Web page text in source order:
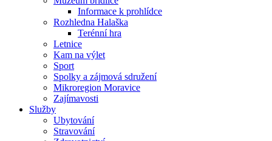
Informace k prohlídce
Rozhledna Halaška
Terénní hra
Letnice
Kam na výlet
Sport
Spolky a zájmová sdružení
Mikroregion Moravice
Zajímavosti
Služby
Ubytování
Stravování